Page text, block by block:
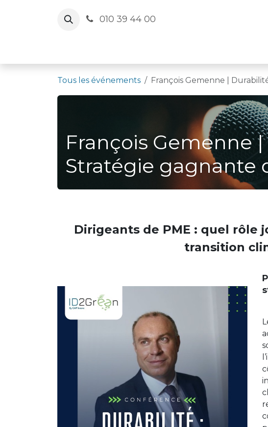
010 39 44 00
Tous les événements François Gemenne |
François Gemenne
Stratégie gagnante
Dirigeants de PME : quel rôle
transition